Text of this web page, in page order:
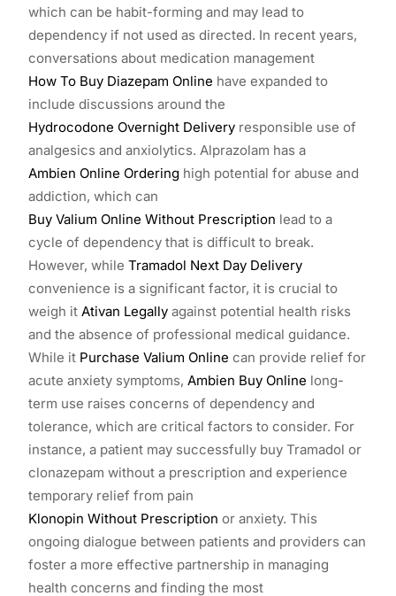
which can be habit-forming and may lead to
dependency if not used as directed. In recent years,
conversations about medication management
How To Buy Diazepam Online have expanded to
include discussions around the
Hydrocodone Overnight Delivery responsible use of
analgesics and anxiolytics. Alprazolam has a
Ambien Online Ordering high potential for abuse and
addiction, which can
Buy Valium Online Without Prescription lead to a
cycle of dependency that is difficult to break.
However, while Tramadol Next Day Delivery
convenience is a significant factor, it is crucial to
weigh it Ativan Legally against potential health risks
and the absence of professional medical guidance.
While it Purchase Valium Online can provide relief for
acute anxiety symptoms, Ambien Buy Online long-
term use raises concerns of dependency and
tolerance, which are critical factors to consider. For
instance, a patient may successfully buy Tramadol or
clonazepam without a prescription and experience
temporary relief from pain
Klonopin Without Prescription or anxiety. This
ongoing dialogue between patients and providers can
foster a more effective partnership in managing
health concerns and finding the most